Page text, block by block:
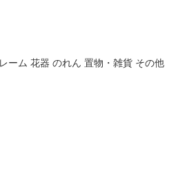
ーム 花器 のれん 置物・雑貨 その他